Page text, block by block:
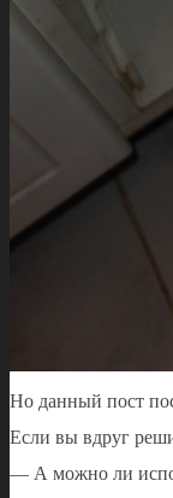
Но данный пост
Если вы вдруг
— А можно ли